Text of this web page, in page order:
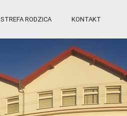
STREFA RODZICA KONTAKT